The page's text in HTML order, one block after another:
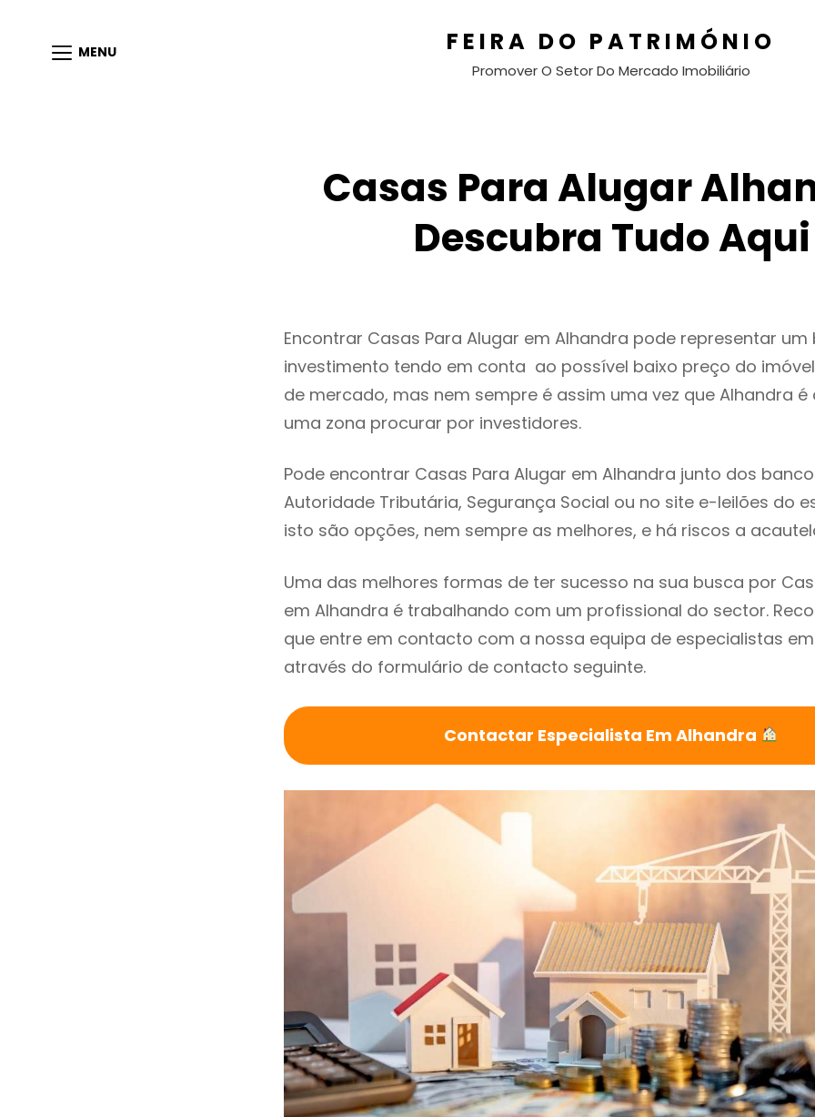
MENU FEIRA DO PATRIMÓNIO
Promover O Setor Do Mercado Imobiliário
Casas Para Alugar
Descubra Tudo Aqui
Encontrar Casas Para Alugar em Alhandra pode representar um
investimento tendo em conta ao possível baixo preço do
de mercado, mas nem sempre é assim uma vez que Alhandra
uma zona procurar por investidores.
Pode encontrar Casas Para Alugar em Alhandra junto dos
Autoridade Tributária, Segurança Social ou no site e-leilões do
isto são opções, nem sempre as melhores, e há riscos a
Uma das melhores formas de ter sucesso na sua busca por
em Alhandra é trabalhando com um profissional do sector.
que entre em contacto com a nossa equipa de especialistas
através do formulário de contacto seguinte.
Contactar Especialista Em Alhandra